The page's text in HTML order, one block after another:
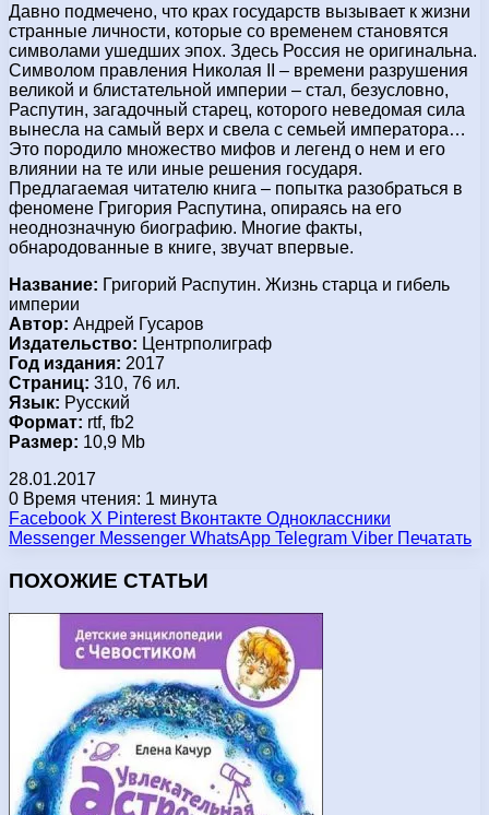
Давно подмечено, что крах государств вызывает к жизни
странные личности, которые со временем становятся
символами ушедших эпох. Здесь Россия не оригинальна.
Символом правления Николая II – времени разрушения
великой и блистательной империи – стал, безусловно,
Распутин, загадочный старец, которого неведомая сила
вынесла на самый верх и свела с семьей императора…
Это породило множество мифов и легенд о нем и его
влиянии на те или иные решения государя.
Предлагаемая читателю книга – попытка разобраться в
феномене Григория Распутина, опираясь на его
неоднозначную биографию. Многие факты,
обнародованные в книге, звучат впервые.
Название: Григорий Распутин. Жизнь старца и гибель
империи
Автор: Андрей Гусаров
Издательство: Центрполиграф
Год издания: 2017
Страниц: 310, 76 ил.
Язык: Русский
Формат: rtf, fb2
Размер: 10,9 Mb
28.01.2017
0 Время чтения: 1 минута
Facebook X Pinterest Вконтакте Одноклассники
Messenger Messenger WhatsApp Telegram Viber Печатать
ПОХОЖИЕ СТАТЬИ